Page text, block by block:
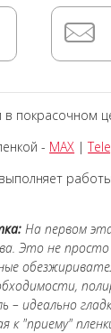
в покрасочном
- MAX |
На первом
Это не
– идеально
к "приему"